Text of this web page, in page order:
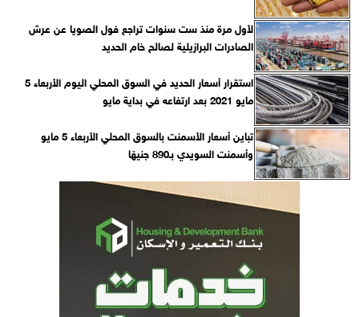
لأول مرة منذ ست سنوات تراجع فول الصويا عن عرش
الصادرات البرازيلية لصالح خام الحديد
استقرار أسعار الحديد في السوق المحلي اليوم الأربعاء 5
مايو 2021 بعد ارتفاعه في بداية مايو
تباين أسعار الأسمنت بالسوق المحلي الأربعاء 5 مايو
وأسمنت السويدي بـ890 جنيهًا